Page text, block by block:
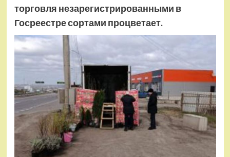
торговля незарегистрированными в
Госреестре сортами процветает.